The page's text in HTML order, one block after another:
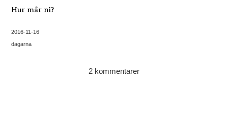
Hur mår ni?
2016-11-16
dagarna
2 kommentarer